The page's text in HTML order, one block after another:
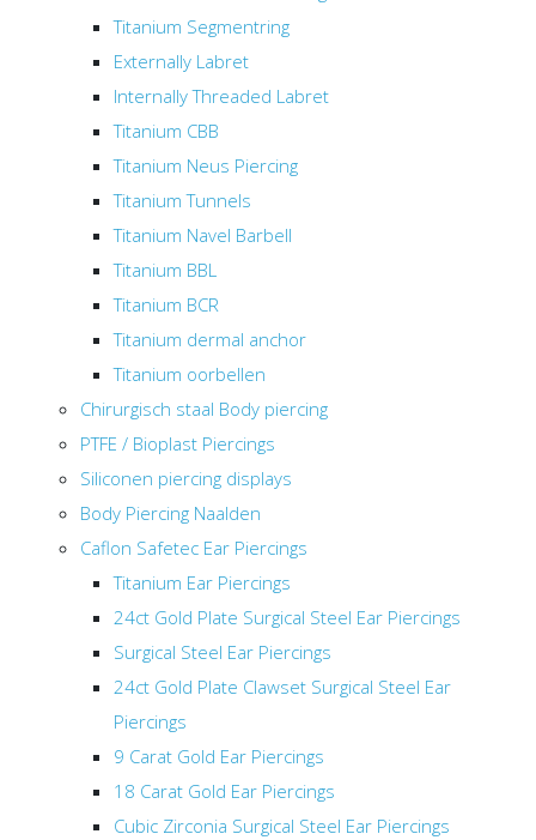
Titanium Segmentring
Externally Labret
Internally Threaded Labret
Titanium CBB
Titanium Neus Piercing
Titanium Tunnels
Titanium Navel Barbell
Titanium BBL
Titanium BCR
Titanium dermal anchor
Titanium oorbellen
Chirurgisch staal Body piercing
PTFE / Bioplast Piercings
Siliconen piercing displays
Body Piercing Naalden
Caflon Safetec Ear Piercings
Titanium Ear Piercings
24ct Gold Plate Surgical Steel Ear Piercings
Surgical Steel Ear Piercings
24ct Gold Plate Clawset Surgical Steel Ear
Piercings
9 Carat Gold Ear Piercings
18 Carat Gold Ear Piercings
Cubic Zirconia Surgical Steel Ear Piercings